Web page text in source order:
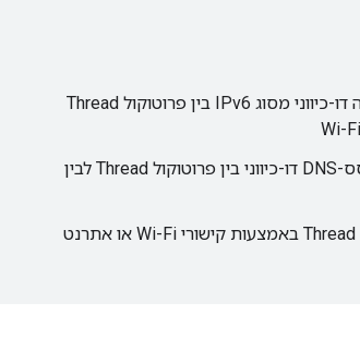
פוטנציאל חשיפה דו-כיווני מסוג IPv6 בין פרוטוקול Thread
גילוי שירות מבוסס-DNS דו-כיווני בין פרוטוקול Thread לבין